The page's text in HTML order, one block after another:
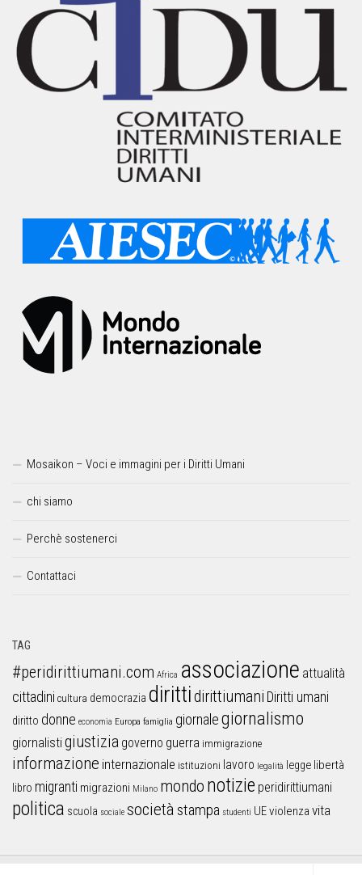
Mosaikon – Voci e immagini per i Diritti Umani
chi siamo
Perchè sostenerci
Contattaci
TAG
#peridirittiumani.com Africa associazione attualità
cittadini cultura democrazia dirittidirittiumani Diritti umani
diritto donne economia Europa famiglia giornalegiornalismo
giornalistigiustizia governo guerra immigrazione
informazione internazionale istituzioni lavoro legalità legge libertà
libro migranti migrazioni Milano mondo notizie peridirittiumani
politica scuola sociale società stampa studenti UEviolenza vita